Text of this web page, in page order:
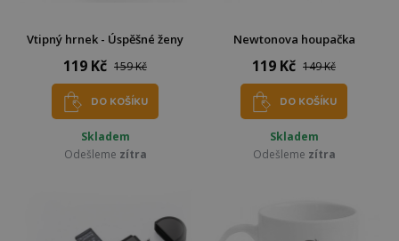
Vtipný hrnek - Úspěšné ženy
119 Kč 159 Kč
DO KOŠÍKU
Skladem
Odešleme zítra
Newtonova houpačka
119 Kč 149 Kč
DO KOŠÍKU
Skladem
Odešleme zítra